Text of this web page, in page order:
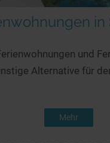
in
und
Alternative für
Mehr